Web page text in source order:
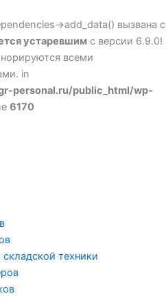
>add_data() вызвана с
устаревшим с версии 6.9.0!
всеми
in
personal.ru/public_html/wp-
6170
техники